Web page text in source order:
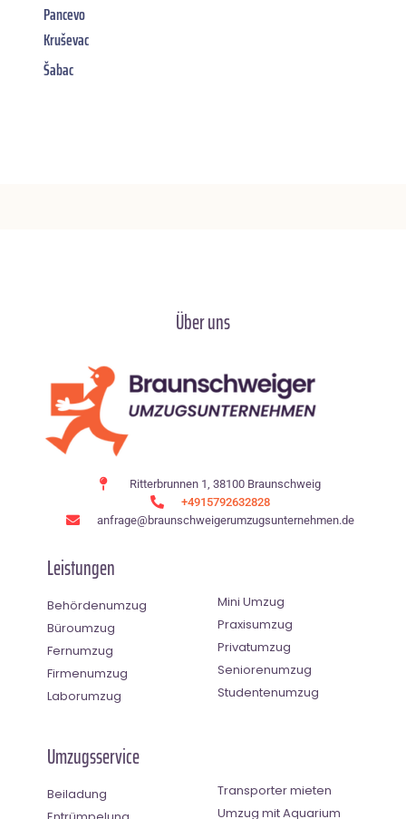
Pancevo
Kruševac
Šabac
Über uns
Ritterbrunnen 1, 38100 Braunschweig
+4915792632828
anfrage@braunschweigerumzugsunternehmen.de
Leistungen
Behördenumzug
Büroumzug
Fernumzug
Firmenumzug
Laborumzug
Mini Umzug
Praxisumzug
Privatumzug
Seniorenumzug
Studentenumzug
Umzugsservice
Beiladung
Transporter mieten
Umzug mit Aquarium